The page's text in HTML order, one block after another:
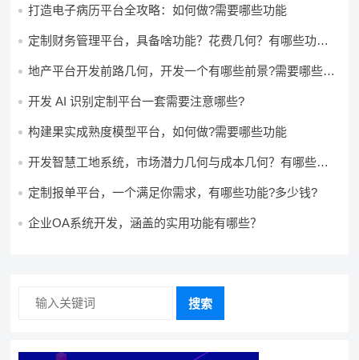
打造电子病历平台全攻略：如何做?需要哪些功能
定制财务管理平台，具备啥功能？花费几何？有哪些功能?
地产平台开发前路几何，开发一个有哪些前景?需要哪些费
开发 AI 识别定制平台一套需要注意哪些?
构建果实成熟度模型平台，如何做?需要哪些功能
开发智慧工地系统，市场潜力几何与成本几何？有哪些前
定制报单平台，一个满足你需求，有哪些功能?多少钱?
企业OA系统开发，涵盖的实用功能有哪些？
搜索